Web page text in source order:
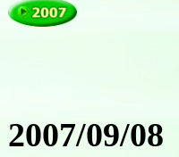
2007/09/08